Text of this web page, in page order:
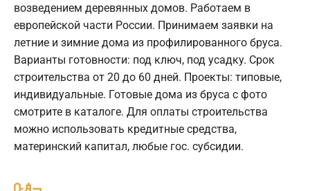
возведением деревянных домов. Работаем в
европейской части России. Принимаем заявки на
летние и зимние дома из профилированного бруса.
Варианты готовности: под ключ, под усадку. Срок
строительства от 20 до 60 дней. Проекты: типовые,
индивидуальные. Готовые дома из бруса с фото
смотрите в каталоге. Для оплаты строительства
можно использовать кредитные средства,
материнский капитал, любые гос. субсидии.